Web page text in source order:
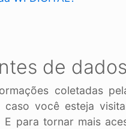
de
coletadas
caso você esteja
para tornar mais